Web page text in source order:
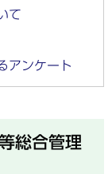
て
アンケート
総合管理